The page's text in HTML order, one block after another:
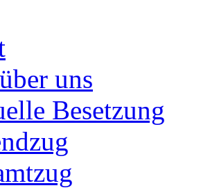
uns
Besetzung